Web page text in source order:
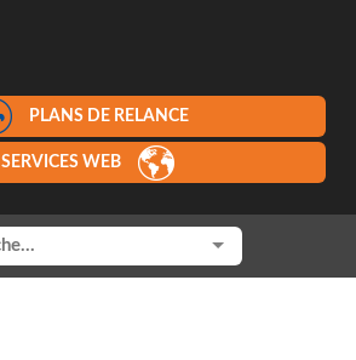
PLANS DE RELANCE
SERVICES WEB